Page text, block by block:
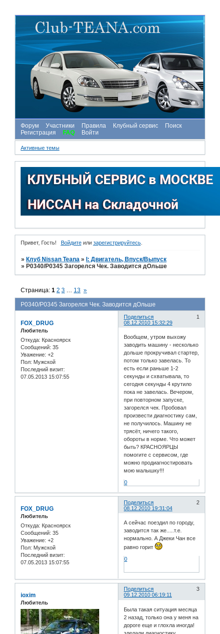
Форум Участники Правила Клубный сервис
Поиск
Регистрация
FAQ Войти
Активные темы
Привет, Гость! Войдитеили зарегистрируйтесь.
» Клуб Nissan Teana » I: Двигатель, Впуск/Выпуск
» P0340/P0345 Загорелся Чек. Заводится дОльше
P0340/P0345 Загорелся Чек. Заводится дОльше
Страница:1 2 3 13 »
Поделиться
1
08.12.2010 15:32:29
FOX_DRUG
Любитель
Откуда: Красноярск
Сообщений: 35
Уважение: +2
Пол: Мужской
Последний визит:
07.05.2013 15:07:55
Вообщем, утром выхожу
заводить машину - несколько
дольше прокручивал стартер,
потом только завелась. То
есть если раньше 1-2
секунды и схватывала, то
сегодня секунды 4 крутило
пока не завелась. Вечером,
при повторном запуске,
загорелся чек. Пробовал
произвести диагностику сам,
не получилось. Машину не
трясёт, ничего такого,
обороты в норме. Что может
быть? КРАСНОЯРЦЫ
помогите с сервисом, где
можно продиагностировать
мою малышку!!!
0
Поделиться
2
08.12.2010 19:31:04
FOX_DRUG
Любитель
Откуда: Красноярск
Сообщений: 35
Уважение: +2
Пол: Мужской
Последний визит:
07.05.2013 15:07:55
А сейчас поездил по городу,
заводится так же.....т.е.
нормально. А Джеки Чан все
равно горит
0
Поделиться
3
09.12.2010 06:19:11
ioxim
Любитель
Была такая ситуация месяца
2 назад, только она у меня на
дороге еще и глохла иногда!